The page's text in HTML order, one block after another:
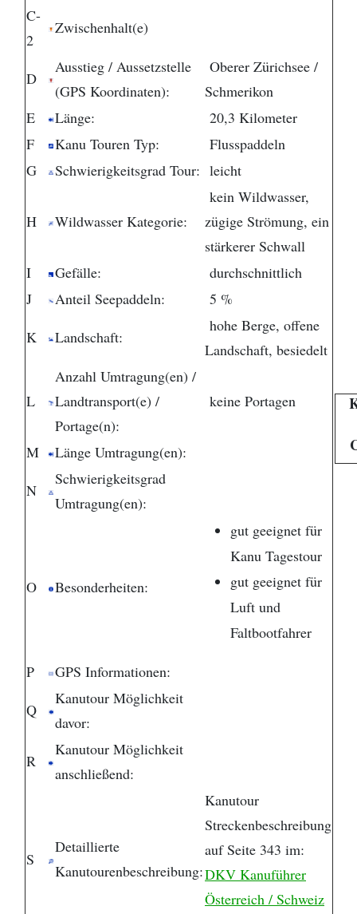
C-
2
Zwischenhalt(e)
D
Ausstieg / Aussetzstelle
(GPS Koordinaten):
Oberer Zürichsee /
Schmerikon
E
Länge:
20,3 Kilometer
F
Kanu Touren Typ:
Flusspaddeln
G
Schwierigkeitsgrad Tour: leicht
H Wildwasser Kategorie:
kein Wildwasser,
zügige Strömung, ein
stärkerer Schwall
I
Gefälle:
durchschnittlich
J
Anteil Seepaddeln:
5 %
K
Landschaft:
hohe Berge, offene
Landschaft, besiedelt
L
Anzahl Umtragung(en) /
Landtransport(e) /
Portage(n):
keine Portagen
M
Länge Umtragung(en):
N
Schwierigkeitsgrad
Umtragung(en):
O Besonderheiten:
gut geeignet für
Kanu Tagestour
gut geeignet für
Luft und
Faltbootfahrer
P
GPS Informationen:
Q
Kanutour Möglichkeit
davor:
R
Kanutour Möglichkeit
anschließend:
S
Detaillierte
Kanutourenbeschreibung:
Kanutour
Streckenbeschreibung
auf Seite 343 im:
DKV Kanuführer
Österreich / Schweiz